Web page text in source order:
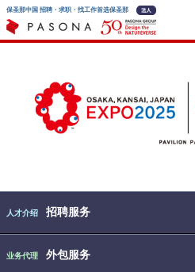
保圣那中国 招聘・求职・找工作首选保圣那
人才介绍 招聘服务
业务代理 外包服务